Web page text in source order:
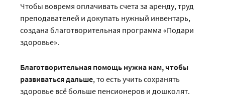
Чтобы вовремя оплачивать счета за аренду, труд
преподавателей и докупать нужный инвентарь,
создана благотворительная программа «Подари
здоровье».
Благотворительная помощь нужна нам, чтобы
развиваться дальше, то есть учить сохранять
здоровье всё больше пенсионеров и дошколят.